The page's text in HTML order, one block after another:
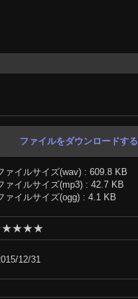
ファイルをダウンロードする
ァイルサイズ(wav) : 609.8 KB
ァイルサイズ(mp3) : 42.7 KB
ァイルサイズ(ogg) : 4.1 KB
★★★★
12/31